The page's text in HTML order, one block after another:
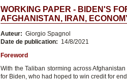
WORKING PAPER - BIDEN'S
AFGHANISTAN, IRAN,
Auteur: Giorgio Spagnol
Date de publication: 14/8/2021
Foreword
With the Taliban storming across
for Biden, who had hoped to win credit for